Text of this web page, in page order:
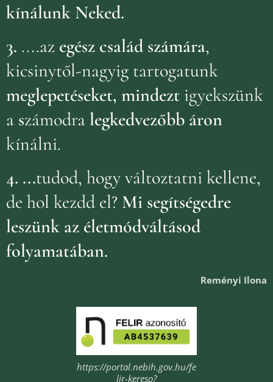
kínálunk Neked.
3. ....az egész család számára,
kicsinytől-nagyig tartogatunk
meglepetéseket, mindezt igyekszünk
a számodralegkedvezőbb áron
kínálni.
4. ...tudod, hogy változtatni kellene,
de hol kezdd el? Mi segítségedre
leszünk az életmódváltásod
folyamatában.
Reményi Ilona
https://portal.nebih.gov.hu/fe
lir-kereso?